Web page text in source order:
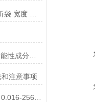
注意事项